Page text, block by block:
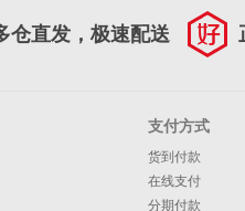
仓直发，极速配送
支付方式
货到付款
在线支付
分期付款